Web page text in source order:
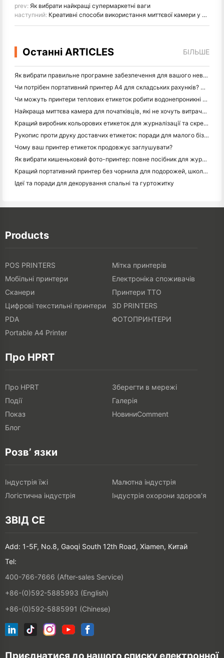
prev: Як вибрати найкращі супермаркетні ваги
наступний: Креативні способи використання миттєвої камери у вашому гостьовому будинку або будинку
Останні ARTICLES БІЛЬШЕ
Як вибрати правильне програмне забезпечення для вашого невеликого або середнього ресторану
Чи потрібен портативний принтер A4 для складських рахунків? Що дійсно працює
Чи можуть принтери теплових етикеток робити водонепроникні етикетки для продуктів малого бізнесу?
Найкраща миттєва камера для початківців, які не хочуть витрачати папір
Кращий виробник кольорових етикеток для журналізації та скрепбукінгу: додайте більше кольору на кожну сторінку
Рукопис проти друку доставчих етикеток: поради для малого бізнесу в 2026 році
Чому ваш принтер етикеток продовжує заглушувати?
Як вибрати кишеньковий фото-принтер: повне посібник для журналістів, подорожей та користувачів iPhone
Кращий портативний принтер без чорнила для подорожей, школи та мобільної роботи: огляд Hanin MT620 Pro
Ідеї та поради для декорування спальні та гуртожитку
Products
POS PRINTERS
Мітка принтерів
Мобільні принтери
Електроніка споживачів
Сканери
Принтери TTO
Цифрові текстильні принтери
3D PRINTERS
PDA
ФОТОПРИНТЕРИ
Portable A4 Printer
Про HPRT
Про HPRT
Зберегти в мережі
Події
Галерія
Показ
НовиниComment
Блог
Розв’ язки
Індустрія їжі
Малютна індустрія
Логістична індустрія
Індустрія охорони здоров'я
ЗВІД СЕ
Add: 1-5F, No.8, Gaoqi South 12th Road, Xiamen, Китай
Tel:
400-766-7666 (After-sales Service)
+86-(0)592-5885993 (English)
+86-(0)592-5885991 (Chinese)